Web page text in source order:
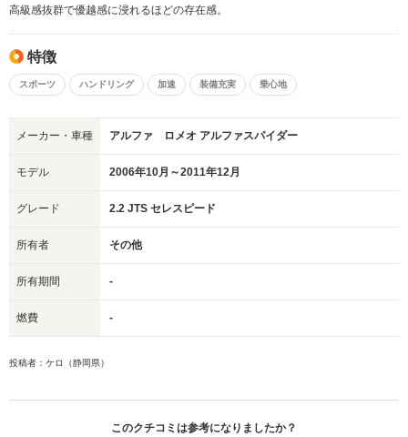
高級感抜群で優越感に浸れるほどの存在感。
特徴
スポーツ ハンドリング 加速 装備充実 乗心地
メーカー・車種 アルファ ロメオ アルファスパイダー
モデル 2006年10月～2011年12月
グレード 2.2 JTS セレスピード
所有者 その他
所有期間 -
燃費 -
投稿者：ケロ（静岡県）
このクチコミは参考になりましたか？